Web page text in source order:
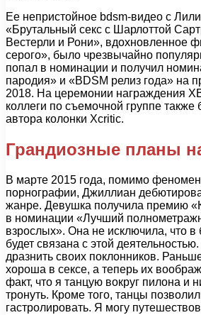
Ее непристойное bdsm-видео с
«Брутальный секс с Шарлоттой
Вестерли и Рони», вдохновленное
серого», было чрезвычайно
попал в номинации и получил
пародия» и «BDSM релиз года» на
2018. На церемонии награждения
коллеги по съемочной группе также
автора колонки Xcritic.
Грандиозные планы
В марте 2015 года, помимо
порнографии, Джиллиан
жанре. Девушка получила премию
в номинации «Лучший
взрослых». Она не исключила, что
будет связана с этой
дразнить своих поклонников.
хороша в сексе, а теперь их
факт, что я танцую вокруг пилона и
тронуть. Кроме того, танцы
гастролировать. Я могу